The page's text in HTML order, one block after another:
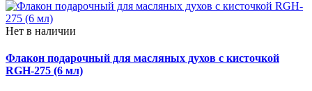
Нет в наличии
Флакон подарочный для масляных духов с кисточкой
RGH-275 (6 мл)